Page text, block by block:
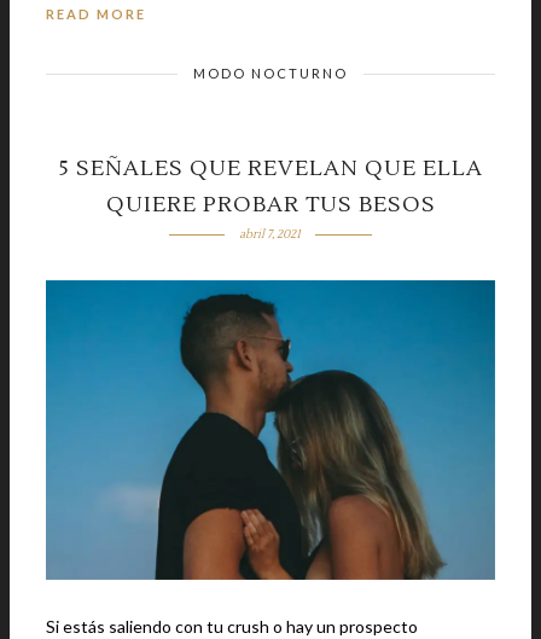
READ MORE
MODO NOCTURNO
5 SEÑALES QUE REVELAN QUE ELLA
QUIERE PROBAR TUS BESOS
abril 7, 2021
Si estás saliendo con tu crush o hay un prospecto